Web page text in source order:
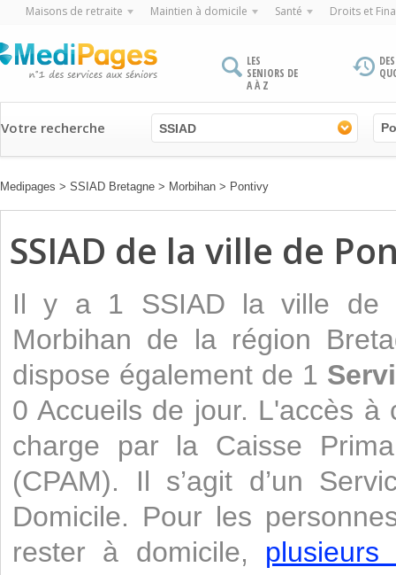
Maisons de retraite Maintien à domicile Santé Droits et
LES
SENIORS DE
A À Z
Votre recherche SSIAD
Medipages > SSIAD Bretagne > Morbihan > Pontivy
SSIAD de la ville de
Il y a 1 SSIAD la ville de
Morbihan de la région
dispose également de 1
0 Accueils de jour. L'accès
charge par la Caisse
(CPAM). Il s’agit d’un
Domicile. Pour les
rester à domicile, plusieurs